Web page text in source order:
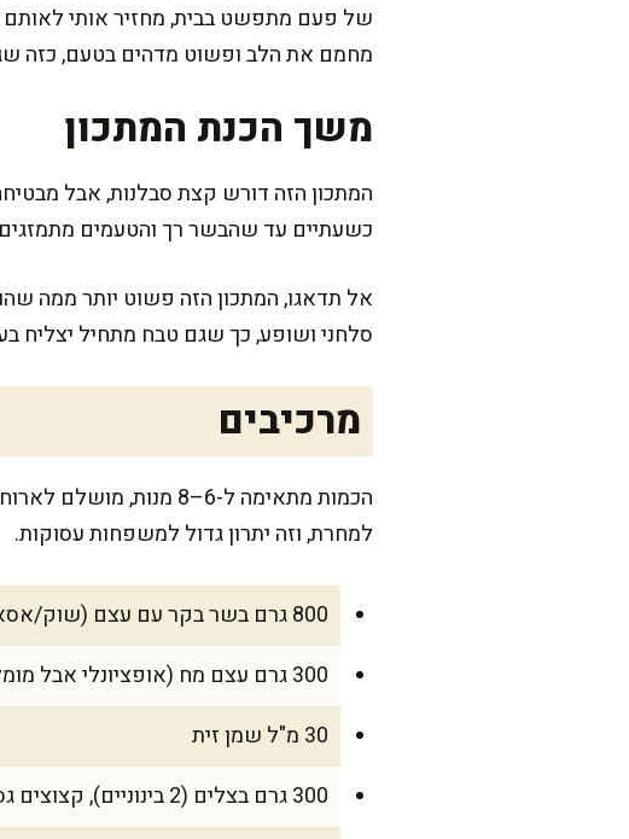
של פעם מתפשט בבית, מחזיר אותי לאותם
מחמם את הלב ופשוט מדהים בטעם, כזה
משך הכנת המתכון
כשעתיים עד שהבשר רך והטעמים מתמזגים. בסוף נותנים למרק
אל תדאגו, המתכון הזה פשוט יותר ממה
סלחני ושופע, כך שגם טבח מתחיל יצליח
מרכיבים
הכמות מתאימה ל-6–8
למחרת, וזה יתרון גדול למשפחות עסוקות.
800 גרם בשר בקר עם עצם (שוק/אסאדו על העצם), חתוך ל-5–6 חתיכות
300 גרם עצם מח (אופציונלי אבל מומלץ לעומק טעם)
30 מ"ל שמן זית
300 גרם בצלים (2 בינוניים), קצוצים גס